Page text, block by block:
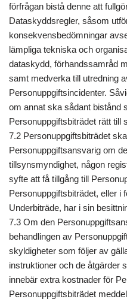
förfrågan bistå denne att
Dataskyddsregler, såsom
konsekvensbedömningar
lämpliga tekniska och
dataskydd, förhandssamråd
samt medverka till utredning
Personuppgiftsincidenter.
om annat ska sådant bistånd
Personuppgiftsbiträdet rätt till
7.2 Personuppgiftsbiträdet
Personuppgiftsansvarig om
tillsynsmyndighet, någon
syfte att få tillgång till
Personuppgiftsbiträdet, eller i
Underbiträde, har i sin
7.3 Om den
behandlingen av
skyldigheter som följer av
instruktioner och de åtgärder
innebär extra kostnader för
Personuppgiftsbiträdet